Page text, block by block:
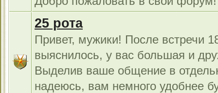
25 рота
Привет, мужики! После встречи
выяснилось, у вас большая и
Выделив ваше общение в
надеюсь, вам немного удобнее